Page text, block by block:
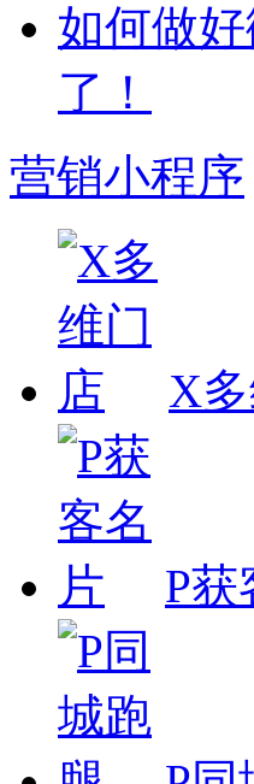
如何做
了！
营销小程序
X
P获